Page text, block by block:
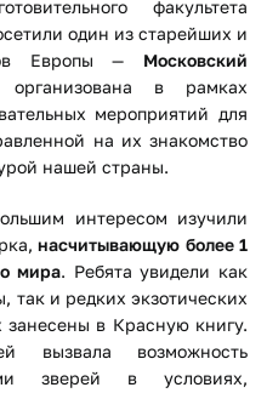
факультета
один из старейших и
Европы — Московский
в рамках
мероприятий для
на их знакомство
нашей страны.
интересом изучили
насчитывающую более 1
мира. Ребята увидели как
так и редких экзотических
в Красную книгу.
вызвала возможность
зверей в условиях,